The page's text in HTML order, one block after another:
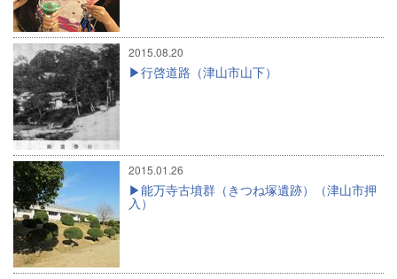
2015.08.20
行啓道路（津山市山下）
2015.01.26
能万寺古墳群（きつね塚遺跡）（津山市押
入）